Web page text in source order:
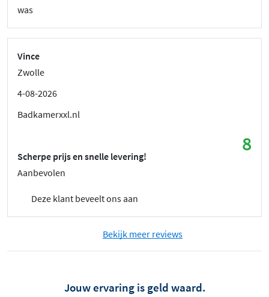
was
Vince
Zwolle
4-08-2026
Badkamerxxl.nl
8
Scherpe prijs en snelle levering!
Aanbevolen
Deze klant beveelt ons aan
Bekijk meer reviews
Jouw ervaring is geld waard.